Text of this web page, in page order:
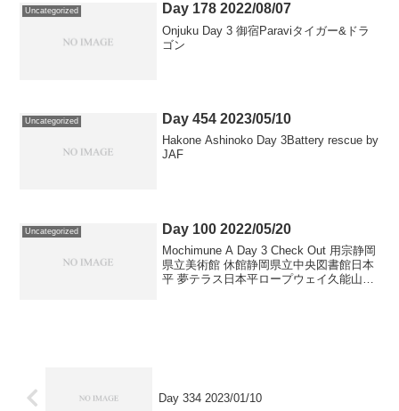
Uncategorized Day 178 2022/08/07
Onjuku Day 3 御宿Paraviタイガー&ドラ
ゴン
Uncategorized Day 454 2023/05/10
Hakone Ashinoko Day 3Battery rescue by
JAF
Uncategorized Day 100 2022/05/20
Mochimune A Day 3 Check Out 用宗静岡
県立美術館 休館静岡県立中央図書館日本
平 夢テラス日本平ロープウェイ久能山東
Day 334 2023/01/10